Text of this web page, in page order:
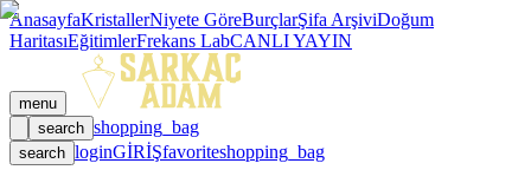
AnasayfaKristallerNiyete GöreBurçlarŞifa ArşiviDoğum
HaritasıEğitimlerFrekans LabCANLI YAYIN
menu
search shopping_bag
search loginGİRİŞfavoriteshopping_bag